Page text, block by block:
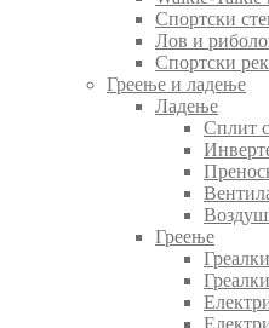
Спортски
Лов и
Спортски
Греење и ладење
Ладење
Сплит
Греење